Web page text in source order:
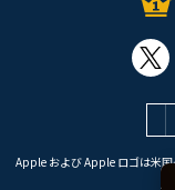
Apple および Apple ロゴは米